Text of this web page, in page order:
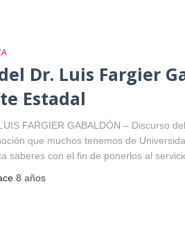
Dr. Luis Fargier
Estadal
FARGIER GABALDÓN – Discurso
que muchos tenemos de
saberes con el fin de ponerlos al
8 años